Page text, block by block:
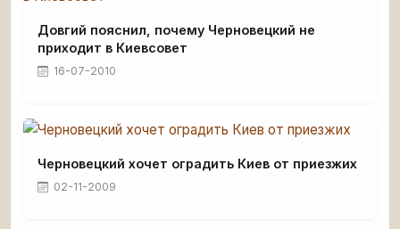
Довгий пояснил, почему Черновецкий не
приходит в Киевсовет
16-07-2010
Черновецкий хочет оградить Киев от приезжих
02-11-2009